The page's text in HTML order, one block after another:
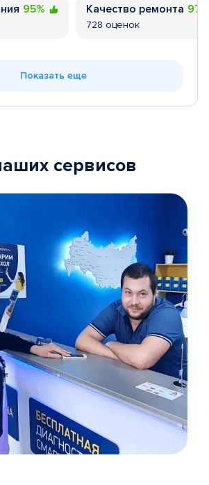
95% Качество ремонта
728 оценок
Показать еще
сервисов